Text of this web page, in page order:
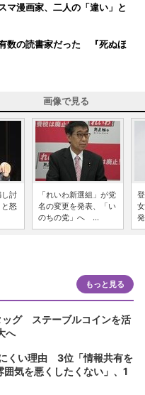
漫画家、二人の「違い」と
数の読書家だった 『死ぬほ
画像で見る
討
怒
「れいわ新選組」が党
名の変更を発表、「い
のちの党」へ ...
もっと見る
ッグ ステーブルコインを活
へ
くい理由 3位「情報共有を
気を悪くしたくない」、1